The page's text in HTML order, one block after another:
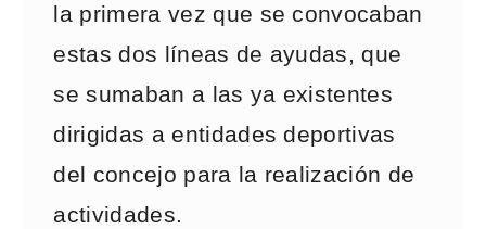
la primera vez que se convocaban
estas dos líneas de ayudas, que
se sumaban a las ya existentes
dirigidas a entidades deportivas
del concejo para la realización de
actividades.